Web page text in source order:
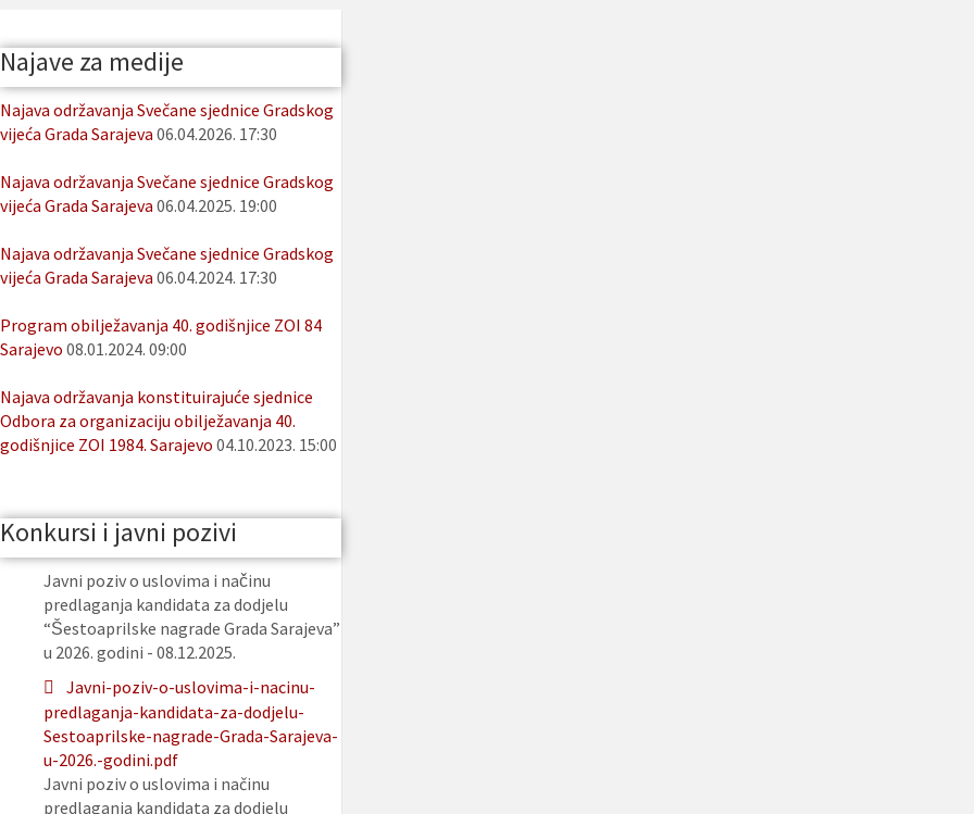
Najave za medije
Najava održavanja Svečane sjednice Gradskog
vijeća Grada Sarajeva 06.04.2026. 17:30
Najava održavanja Svečane sjednice Gradskog
vijeća Grada Sarajeva 06.04.2025. 19:00
Najava održavanja Svečane sjednice Gradskog
vijeća Grada Sarajeva 06.04.2024. 17:30
Program obilježavanja 40. godišnjice ZOI 84
Sarajevo 08.01.2024. 09:00
Najava održavanja konstituirajuće sjednice
Odbora za organizaciju obilježavanja 40.
godišnjice ZOI 1984. Sarajevo 04.10.2023. 15:00
Konkursi i javni pozivi
Javni poziv o uslovima i načinu
predlaganja kandidata za dodjelu
“Šestoaprilske nagrade Grada Sarajeva”
u 2026. godini - 08.12.2025.
Javni-poziv-o-uslovima-i-nacinu-
predlaganja-kandidata-za-dodjelu-
Sestoaprilske-nagrade-Grada-Sarajeva-
u-2026.-godini.pdf
Javni poziv o uslovima i načinu
predlaganja kandidata za dodjelu